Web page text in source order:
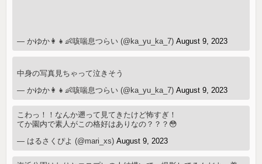
— かゆか👩👧👶咳喘息つらい (@ka_yu_ka_7)August 9, 2023
中身の写真見ちゃって泣きそう
— かゆか👩👧👶咳喘息つらい (@ka_yu_ka_7)August 9, 2023
こわっ！！なんか遡って見てきたけど怖すぎ！
てか園内で素人がこの格好はありなの？？？😳
— はるさくぴよ (@mari_xs)August 9, 2023